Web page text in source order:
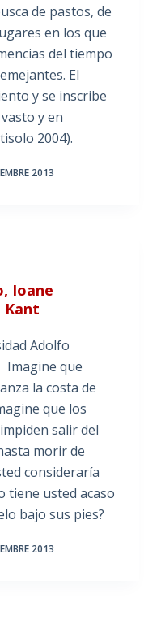
de pastos, de
en los que
del tiempo
El
y se inscribe
y en
2004).
2013
Ioane
Kant
Adolfo
Imagine que
la costa de
que los
salir del
morir de
consideraría
tiene usted acaso
bajo sus pies?
2013